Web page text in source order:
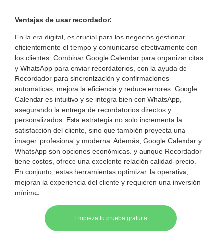
Ventajas de usar recordador:
En la era digital, es crucial para los negocios gestionar
eficientemente el tiempo y comunicarse efectivamente con
los clientes. Combinar Google Calendar para organizar citas
y WhatsApp para enviar recordatorios, con la ayuda de
Recordador para sincronización y confirmaciones
automáticas, mejora la eficiencia y reduce errores. Google
Calendar es intuitivo y se integra bien con WhatsApp,
asegurando la entrega de recordatorios directos y
personalizados. Esta estrategia no solo incrementa la
satisfacción del cliente, sino que también proyecta una
imagen profesional y moderna. Además, Google Calendar y
WhatsApp son opciones económicas, y aunque Recordador
tiene costos, ofrece una excelente relación calidad-precio.
En conjunto, estas herramientas optimizan la operativa,
mejoran la experiencia del cliente y requieren una inversión
mínima.
Empieza tu prueba gratuita